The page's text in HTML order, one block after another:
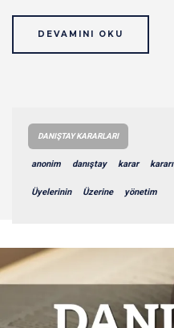
DEVAMINI OKU
DANIŞTAY KARARLARI
anonim danıştay karar kararı
Üyelerinin Üzerine yönetim